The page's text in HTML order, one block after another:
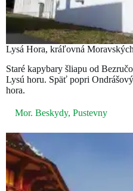
Lysá Hora, kráľovná
Staré kapybary šliapu od
Lysú horu. Späť popri
hora.
Mor. Beskydy, Pustevny